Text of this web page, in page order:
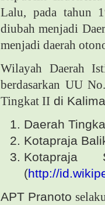
Lalu, pada tahun
diubah menjadi
menjadi daerah
Wilayah Daerah
berdasarkan UU
Tingkat II di
Daerah
Kotapraja
Kotapraja
(http://
APT Pranoto